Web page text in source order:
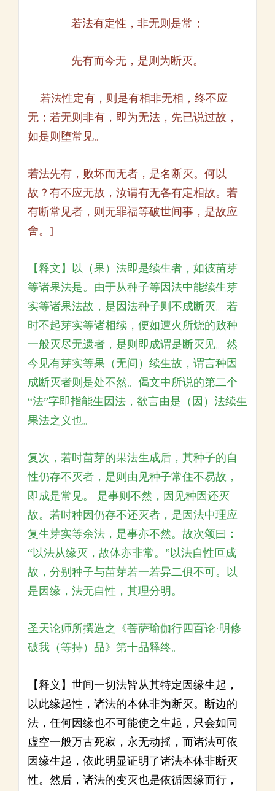
若法有定性，非无则是常；
先有而今无，是则为断灭。
若法性定有，则是有相非无相，终不应
无；若无则非有，即为无法，先已说过故，
如是则堕常见。
若法先有，败坏而无者，是名断灭。何以
故？有不应无故，汝谓有无各有定相故。若
有断常见者，则无罪福等破世间事，是故应
舍。]
【释文】以（果）法即是续生者，如彼苗芽
等诸果法是。由于从种子等因法中能续生芽
实等诸果法故，是因法种子则不成断灭。若
时不起芽实等诸相续，便如遭火所烧的败种
一般灭尽无遗者，是则即成谓是断灭见。然
今见有芽实等果（无间）续生故，谓言种因
成断灭者则是处不然。偈文中所说的第二个
“法”字即指能生因法，欲言由是（因）法续生
果法之义也。
复次，若时苗芽的果法生成后，其种子的自
性仍存不灭者，是则由见种子常住不易故，
即成是常见。 是事则不然，因见种因还灭
故。若时种因仍存不还灭者，是因法中理应
复生芽实等余法，是事亦不然。故次颂曰：
“以法从缘灭，故体亦非常。”以法自性叵成
故，分别种子与苗芽若一若异二俱不可。以
是因缘，法无自性，其理分明。
圣天论师所撰造之《菩萨瑜伽行四百论·明修
破我（等持）品》第十品释终。
【释义】世间一切法皆从其特定因缘生起，
以此缘起性，诸法的本体非为断灭。断边的
法，任何因缘也不可能使之生起，只会如同
虚空一般万古死寂，永无动摇，而诸法可依
因缘生起，依此明显证明了诸法本体非断灭
性。然后，诸法的变灭也是依循因缘而行，